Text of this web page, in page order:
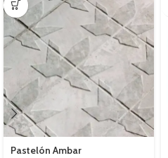
Pastelón Ambar